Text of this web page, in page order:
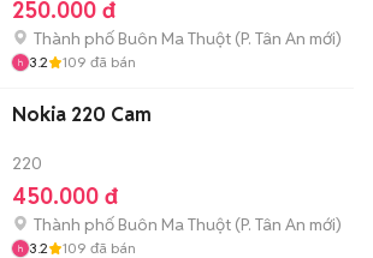
250.000 đ
Thành phố Buôn Ma Thuột (P. Tân An mới)
3.2 109 đã bán
Nokia 220 Cam
220
450.000 đ
Thành phố Buôn Ma Thuột (P. Tân An mới)
3.2 109 đã bán